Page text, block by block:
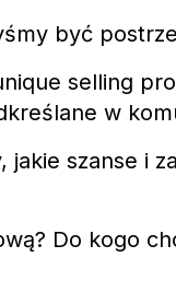
być
selling
w
jakie szanse i
Do kogo